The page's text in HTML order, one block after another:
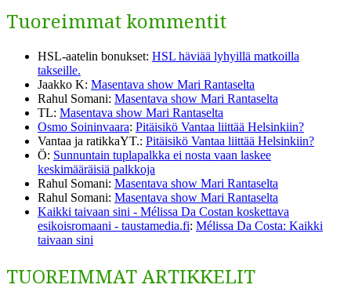
Tuoreimmat kommentit
HSL-aatelin bonukset: HSL häviää lyhyillä matkoilla
takseille.
Jaakko K: Masentava show Mari Rantaselta
Rahul Somani: Masentava show Mari Rantaselta
TL: Masentava show Mari Rantaselta
Osmo Soininvaara: Pitäisikö Vantaa liittää Helsinkiin?
Vantaa ja ratikkaYT.: Pitäisikö Vantaa liittää Helsinkiin?
Ö: Sunnuntain tuplapalkka ei nosta vaan laskee
keskimääräisiä palkkoja
Rahul Somani: Masentava show Mari Rantaselta
Rahul Somani: Masentava show Mari Rantaselta
Kaikki taivaan sini - Mélissa Da Costan koskettava
esikoisromaani - taustamedia.fi: Mélissa Da Costa: Kaikki
taivaan sini
TUOREIMMAT ARTIKKELIT